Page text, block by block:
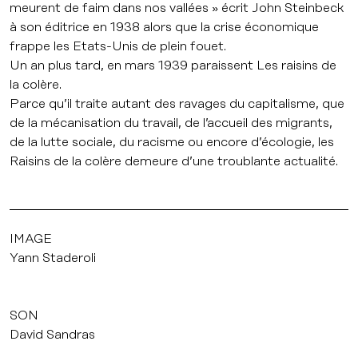
meurent de faim dans nos vallées » écrit John Steinbeck
à son éditrice en 1938 alors que la crise économique
frappe les Etats-Unis de plein fouet.
Un an plus tard, en mars 1939 paraissent Les raisins de
la colère.
Parce qu’il traite autant des ravages du capitalisme, que
de la mécanisation du travail, de l’accueil des migrants,
de la lutte sociale, du racisme ou encore d’écologie, les
Raisins de la colère demeure d’une troublante actualité.
IMAGE
Yann Staderoli
SON
David Sandras